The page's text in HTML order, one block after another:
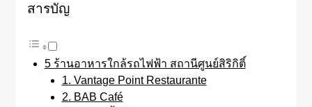
สารบัญ
5 ร้านอาหารใกล้รถไฟฟ้า สถานีศูนย์สิริกิติ์
1. Vantage Point Restaurante
2. BAB Café